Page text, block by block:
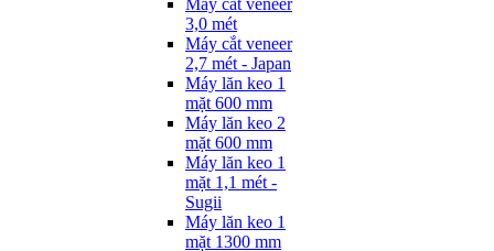
Máy cắt veneer
3,0 mét
Máy cắt veneer
2,7 mét - Japan
Máy lăn keo 1
mặt 600 mm
Máy lăn keo 2
mặt 600 mm
Máy lăn keo 1
mặt 1,1 mét -
Sugii
Máy lăn keo 1
mặt 1300 mm